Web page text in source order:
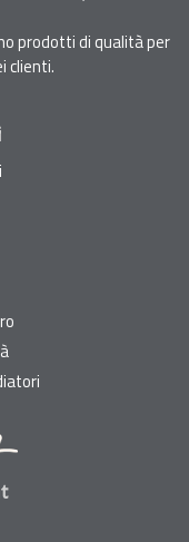
prodotti di qualità per
clienti.